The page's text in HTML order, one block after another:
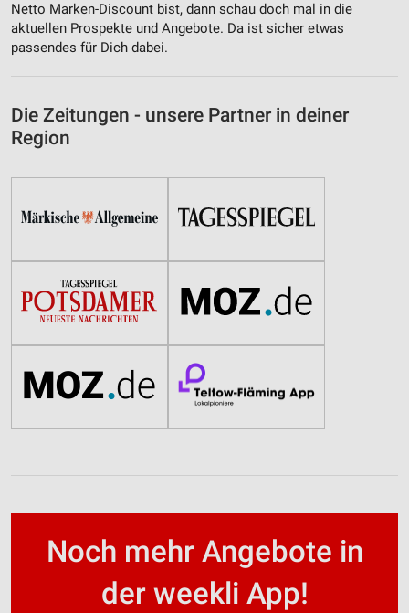
Netto Marken-Discount bist, dann schau doch mal in die
aktuellen Prospekte und Angebote. Da ist sicher etwas
passendes für Dich dabei.
Die Zeitungen - unsere Partner in deiner
Region
Noch mehr Angebote in
der weekli App!